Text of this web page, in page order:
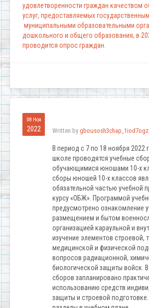
удовлетворенности граждан качеством
услуг, предоставляемых
муниципальными образовательными
дошкольного и общего образования, в
проводится опрос граждан.
08 Ноя
2022 Written by gbousosh3chap_1iod7ogz
В период с 7 по 18 ноября 2022
школе проводятся учебные
обучающимися юношами 10-х
сборы юношей 10-х классов
обязательной частью учебной
курсу «ОБЖ». Программой
предусмотрено ознакомление
размещением и бытом
организацией караульной и
изучение элементов строевой,
медицинской и физической
вопросов радиационной,
биологической защиты войск.
сборов запланировано
использованию средств
защиты и строевой